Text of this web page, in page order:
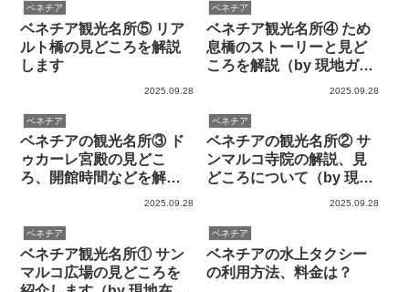
ベネチア
ベネチア観光名所⑤ リア
ルト橋の見どころを解説
します
2025.09.28
ベネチア
ベネチア観光名所④ ため
息橋のストーリーと見ど
ころを解説（by 現地ガイ
2025.09.28
ベネチア
ベネチアの観光名所③ ド
ゥカーレ宮殿の見どこ
ろ、開館時間などを解説
2025.09.28
ベネチア
ベネチアの観光名所② サ
ンマルコ寺院の解説、見
どころについて（by 現地
2025.09.28
ベネチア
ベネチア観光名所① サン
マルコ広場の見どころを
ベネチア
ベネチアの水上タクシー
の利用方法、料金は？